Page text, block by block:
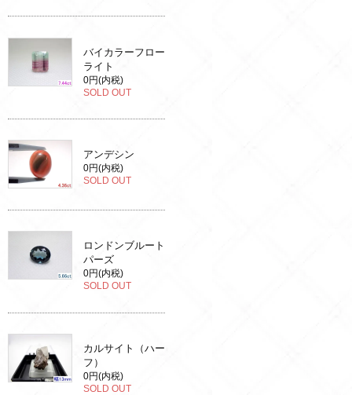
バイカラーフロー
ライト
0円(内税)
SOLD OUT
アンデシン
0円(内税)
SOLD OUT
ロンドンブルート
パーズ
0円(内税)
SOLD OUT
カルサイト（ハー
フ）
0円(内税)
SOLD OUT